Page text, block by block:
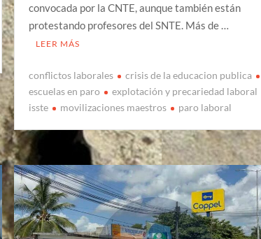
convocada por la CNTE, aunque también están
protestando profesores del SNTE. Más de …
LEER MÁS
conflictos laborales
crisis de la educacion publica
escuelas en paro
explotación y precariedad laboral
isste
movilizaciones maestros paro laboral